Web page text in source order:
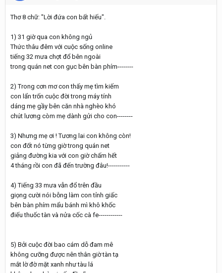
Thơ 8 chữ: "Lời đứa con bất hiếu".
1) 31 giờ qua con không ngủ
Thức thâu đêm với cuộc sống online
tiếng 32 mưa chợt đổ bên ngoài
trong quán net con gục bên bàn phím--------
2) Trong cơn mơ con thấy mẹ tìm kiếm
con lẩn trốn cuộc đời trong máy tính
dáng mẹ gầy bên căn nhà nghèo khó
chút lương còm mẹ dành gửi cho con--------
3) Nhưng mẹ ơi ! Tương lai con không còn!
con đốt nó từng giờ trong quán net
giảng đường kia với con giờ chấm hết
4 tháng rồi con đã đến trường đâu!-----------
4) Tiếng 33 mưa vẫn đổ trên đầu
giọng cười nói bỗng làm con tỉnh giấc
bên bàn phím mẩu bánh mì khô khốc
điếu thuốc tàn và nửa cốc cà fe------------
5) Bởi cuộc đời bao cám dỗ đam mê
không cưỡng được nên thân giờ tàn tạ
mắt lờ đờ mặt xanh như tàu lá